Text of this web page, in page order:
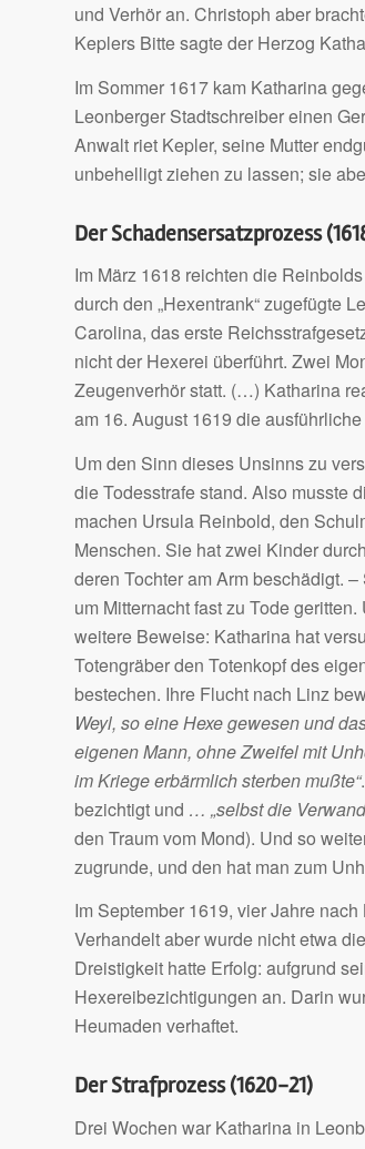
und Verhör an. Christoph aber
Keplers Bitte sagte der Herzog
Im Sommer 1617 kam Katharina
Leonberger Stadtschreiber einen
Anwalt riet Kepler, seine Mutter
unbehelligt ziehen zu lassen; sie
Der Schadensersatzprozess
Im März 1618 reichten die
durch den „Hexentrank“
Carolina, das erste
nicht der Hexerei überführt. Zwei
Zeugenverhör statt. (…) Katharina
am 16. August 1619 die
Um den Sinn dieses Unsinns zu
die Todesstrafe stand. Also musste
machen Ursula Reinbold, den
Menschen. Sie hat zwei Kinder
deren Tochter am Arm beschädigt.
um Mitternacht fast zu Tode
weitere Beweise: Katharina hat
Totengräber den Totenkopf des
bestechen. Ihre Flucht nach Linz
Weyl, so eine Hexe gewesen und
eigenen Mann, ohne Zweifel mit
im Kriege erbärmlich sterben mußte“
bezichtigt und … „selbst die
den Traum vom Mond). Und so
zugrunde, und den hat man zum
Im September 1619, vier Jahre
Verhandelt aber wurde nicht etwa
Dreistigkeit hatte Erfolg: aufgrund
Hexereibezichtigungen an. Darin
Heumaden verhaftet.
Der Strafprozess (1620-21)
Drei Wochen war Katharina in